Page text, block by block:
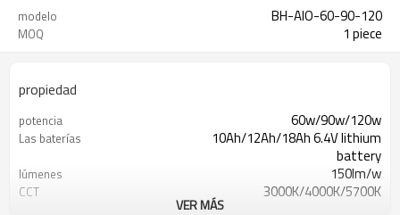
modelo BH-AIO-60-90-120
MOQ 1 piece
propiedad
potencia 60w/90w/120w
Las baterías
10Ah/12Ah/18Ah 6.4V lithium
battery
lúmenes 150lm/w
CCT 3000K/4000K/5700K
VER MÁS